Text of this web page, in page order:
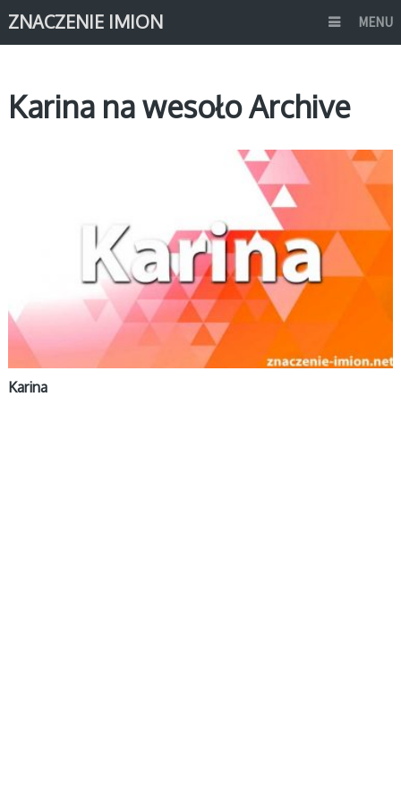
ZNACZENIE IMION MENU
Karina na wesoło Archive
Karina